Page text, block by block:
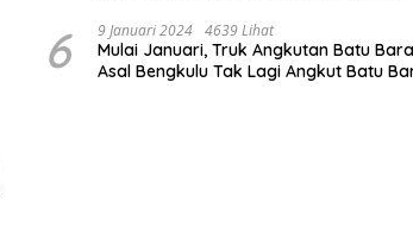
6 9 Januari 2024 4639 Lihat
Mulai Januari, Truk Angkutan Batu Bara
Asal Bengkulu Tak Lagi Angkut Batu